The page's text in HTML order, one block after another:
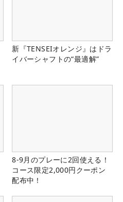
新『TENSEIオレンジ』はドラ
イバーシャフトの“最適解”
8-9月のプレーに2回使える！
コース限定2,000円クーポン
配布中！